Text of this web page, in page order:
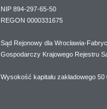
NIP 894-297-65-50
REGON 0000331675
Sąd Rejonowy dla Wrocławia-
Gospodarczy Krajowego Rejestru
Wysokość kapitału zakładowego 50